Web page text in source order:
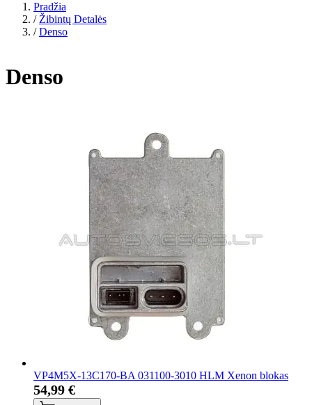
Pradžia
/ Žibintų Detalės
/ Denso
Denso
VP4M5X-13C170-BA 031100-3010 HLM Xenon blokas
54,99 €